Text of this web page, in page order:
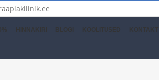
HINNAKIRI BLOGI KOOLITUSED KONTAKT